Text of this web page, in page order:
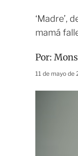
‘Madre’,
mamá
Por:
11 de mayo de